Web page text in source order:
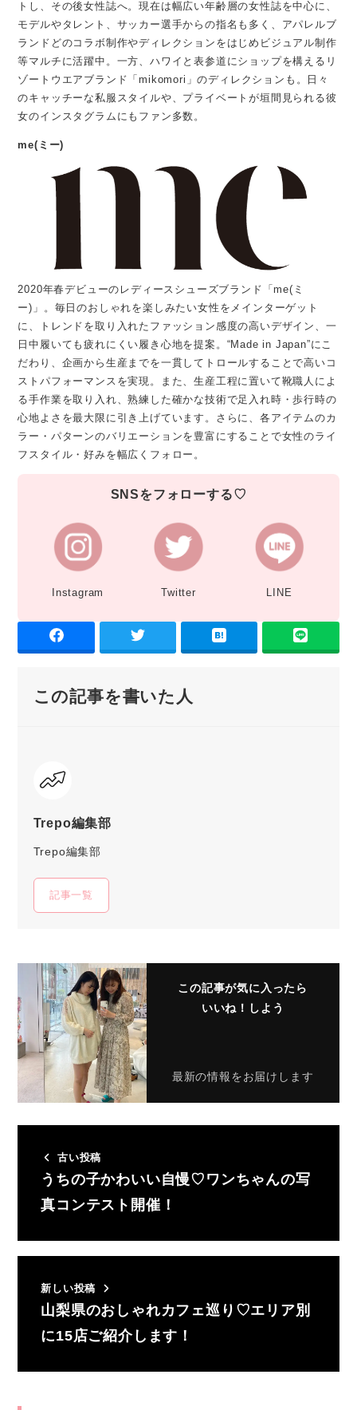
トし、その後女性誌へ。現在は幅広い年齢層の女性誌を中心に、
モデルやタレント、サッカー選手からの指名も多く、アパレルブ
ランドどのコラボ制作やディレクションをはじめビジュアル制作
等マルチに活躍中。一方、ハワイと表参道にショップを構えるリ
ゾートウエアブランド「mikomori」のディレクションも。日々
のキャッチーな私服スタイルや、プライベートが垣間見られる彼
女のインスタグラムにもファン多数。
me(ミー)
2020年春デビューのレディースシューズブランド「me(ミ
ー)」。毎日のおしゃれを楽しみたい女性をメインターゲット
に、トレンドを取り入れたファッション感度の高いデザイン、一
日中履いても疲れにくい履き心地を提案。“Made in Japan”にこ
だわり、企画から生産までを一貫してトロールすることで高いコ
ストパフォーマンスを実現。また、生産工程に置いて靴職人によ
る手作業を取り入れ、熟練した確かな技術で足入れ時・歩行時の
心地よさを最大限に引き上げています。さらに、各アイテムのカ
ラー・パターンのバリエーションを豊富にすることで女性のライ
フスタイル・好みを幅広くフォロー。
SNSをフォローする♡
Instagram Twitter LINE
この記事を書いた人
Trepo編集部
Trepo編集部
記事一覧
この記事が気に入ったら
いいね！しよう
最新の情報をお届けします
古い投稿
うちの子かわいい自慢♡ワンちゃんの写
真コンテスト開催！
新しい投稿
山梨県のおしゃれカフェ巡り♡エリア別
に15店ご紹介します！